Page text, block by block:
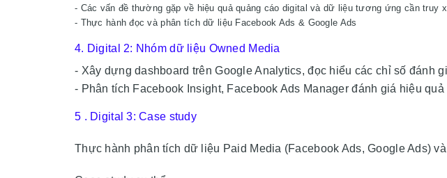
- Các vấn đề thường gặp về hiệu quả quảng cáo digital và dữ liệu tương ứng cần truy
- Thực hành đọc và phân tích dữ liệu Facebook Ads & Google Ads
4. Digital 2: Nhóm dữ liệu Owned Media
- Xây dựng dashboard trên Google Analytics, đọc hiểu các chỉ số đánh
- Phân tích Facebook Insight, Facebook Ads Manager đánh giá hiệu
5 . Digital 3: Case study
Thực hành phân tích dữ liệu Paid Media (Facebook Ads, Google Ads)